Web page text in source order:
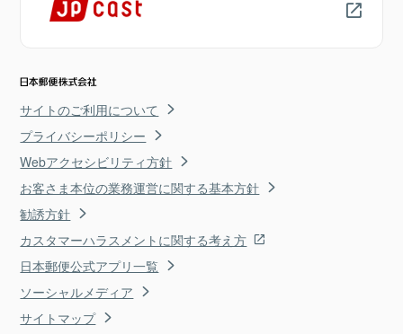
サイトのご利用について
プライバシーポリシー
Webアクセシビリティ方針
お客さま本位の業務運営に関する基本方針
勧誘方針
カスタマーハラスメントに関する考え方
日本郵便公式アプリ一覧
ソーシャルメディア
サイトマップ